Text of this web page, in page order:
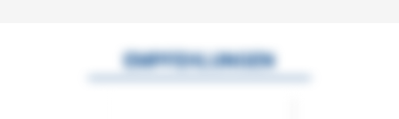
EMPFEHLUNGEN